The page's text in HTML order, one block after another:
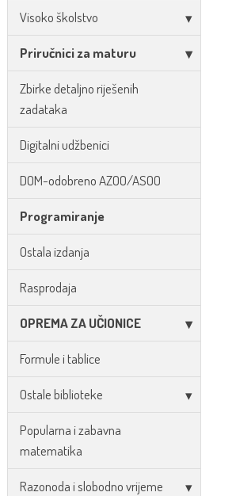
Visoko školstvo
Priručnici za maturu
Zbirke detaljno riješenih
zadataka
Digitalni udžbenici
DOM-odobreno AZOO/ASOO
Programiranje
Ostala izdanja
Rasprodaja
OPREMA ZA UČIONICE
Formule i tablice
Ostale biblioteke
Popularna i zabavna
matematika
Razonoda i slobodno vrijeme